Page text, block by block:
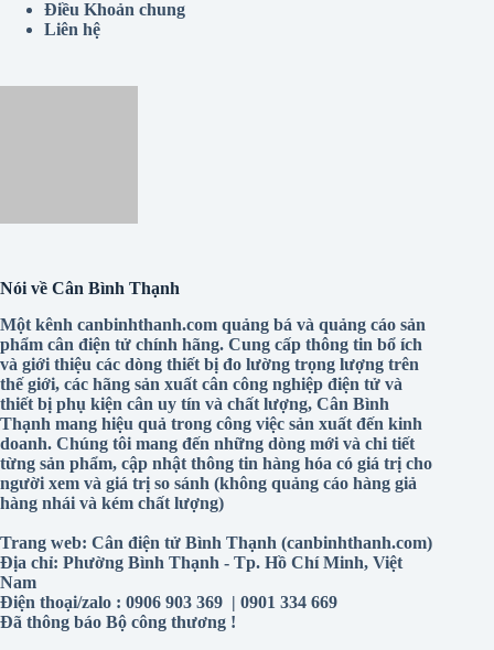
Điều Khoản chung
Liên hệ
Nói về Cân Bình Thạnh
Một kênh canbinhthanh.com quảng bá và quảng cáo sản
phẩm cân điện tử chính hãng. Cung cấp thông tin bổ ích
và giới thiệu các dòng thiết bị đo lường trọng lượng trên
thế giới, các hãng sản xuất cân công nghiệp điện tử và
thiết bị phụ kiện cân uy tín và chất lượng, Cân Bình
Thạnh mang hiệu quả trong công việc sản xuất đến kinh
doanh. Chúng tôi mang đến những dòng mới và chi tiết
từng sản phẩm, cập nhật thông tin hàng hóa có giá trị cho
người xem và giá trị so sánh (không quảng cáo hàng giả
hàng nhái và kém chất lượng)
Trang web: Cân điện tử Bình Thạnh (canbinhthanh.com)
Địa chỉ: Phường Bình Thạnh - Tp. Hồ Chí Minh, Việt
Nam
Điện thoại/zalo : 0906 903 369 | 0901 334 669
Đã thông báo Bộ công thương !